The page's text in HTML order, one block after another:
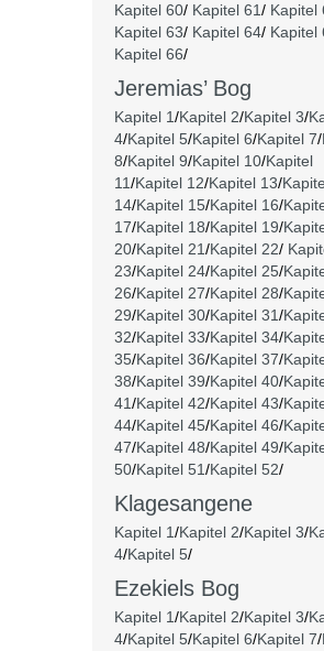
Kapitel 60/ Kapitel 61/ Kapitel
Kapitel 63/ Kapitel 64/ Kapitel
Kapitel 66/
Jeremias’ Bog
Kapitel 1/Kapitel 2/Kapitel 3/
4/Kapitel 5/Kapitel 6/Kapitel 7/
8/Kapitel 9/Kapitel 10/Kapitel
11/Kapitel 12/Kapitel 13/
14/Kapitel 15/Kapitel 16/
17/Kapitel 18/Kapitel 19/
20/Kapitel 21/Kapitel 22/
23/Kapitel 24/Kapitel 25/
26/Kapitel 27/Kapitel 28/
29/Kapitel 30/Kapitel 31/
32/Kapitel 33/Kapitel 34/
35/Kapitel 36/Kapitel 37/
38/Kapitel 39/Kapitel 40/
41/Kapitel 42/Kapitel 43/
44/Kapitel 45/Kapitel 46/
47/Kapitel 48/Kapitel 49/
50/Kapitel 51/Kapitel 52/
Klagesangene
Kapitel 1/Kapitel 2/Kapitel 3/
4/Kapitel 5/
Ezekiels Bog
Kapitel 1/Kapitel 2/Kapitel 3/
4/Kapitel 5/Kapitel 6/Kapitel 7/